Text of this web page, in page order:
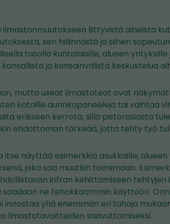
liittyvistä aiheista
sen hillinnästä ja siihen
tasolla kuntalaisille, alueen yrityksille
ja kansainvälistä keskustelua
mutta useat ilmastoteot ovat
katoille aurinkopaneeleja tai vaihtaa
erikseen kerrota, sillä pistorasiasta
ehdottoman tärkeää, jotta tehty työ
itse näyttää esimerkkiä asukkaille,
joka saa muutkin toimimaan.
infran kehittämiseen
saadaan ne tehokkaammin käyttöön.
yhä enemmän eri tahoja
ilmastotavoitteiden saavuttamiseksi.